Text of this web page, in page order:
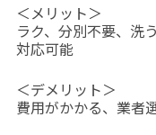
＜メリット＞
ラク、分別不要、洗
対応可能
＜デメリット＞
費用がかかる、業者